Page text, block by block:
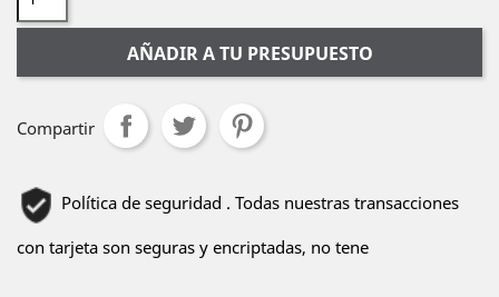
AÑADIR A TU PRESUPUESTO
Compartir
Política de seguridad . Todas nuestras transacciones
con tarjeta son seguras y encriptadas, no tene